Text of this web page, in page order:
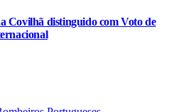
Covilhã distinguido com Voto de